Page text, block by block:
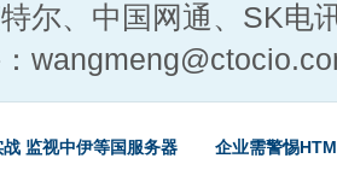
尔、中国网通、SK电
监视中伊等国服务器 企业需警惕